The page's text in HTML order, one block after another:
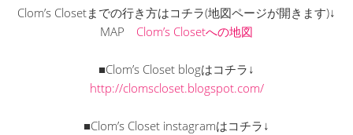
Clom’s Closetまでの行き方はコチラ(地図ページが開きます)↓
MAP Clom’s Closetへの地図
■Clom’s Closet blogはコチラ↓
http://clomscloset.blogspot.com/
■Clom’s Closet instagramはコチラ↓